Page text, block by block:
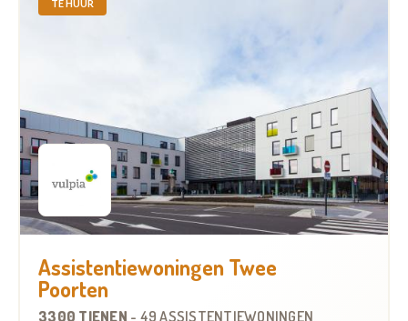
TE HUUR
Assistentiewoningen Twee
Poorten
3300 TIENEN - 49 ASSISTENTIEWONINGEN